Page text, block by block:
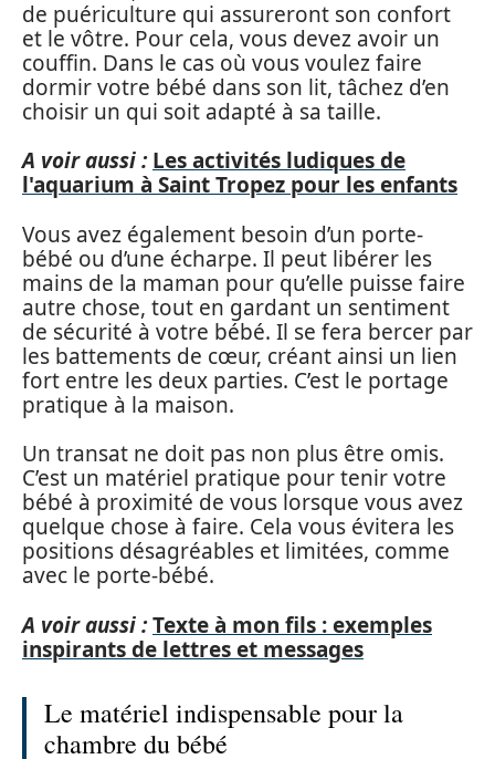
de puériculture qui assureront son confort
et le vôtre. Pour cela, vous devez avoir un
couffin. Dans le cas où vous voulez faire
dormir votre bébé dans son lit, tâchez d’en
choisir un qui soit adapté à sa taille.
A voir aussi : Les activités ludiques de
l'aquarium à Saint Tropez pour les enfants
Vous avez également besoin d’un porte-
bébé ou d’une écharpe. Il peut libérer les
mains de la maman pour qu’elle puisse faire
autre chose, tout en gardant un sentiment
de sécurité à votre bébé. Il se fera bercer par
les battements de cœur, créant ainsi un lien
fort entre les deux parties. C’est le portage
pratique à la maison.
Un transat ne doit pas non plus être omis.
C’est un matériel pratique pour tenir votre
bébé à proximité de vous lorsque vous avez
quelque chose à faire. Cela vous évitera les
positions désagréables et limitées, comme
avec le porte-bébé.
A voir aussi :Texte à mon fils : exemples
inspirants de lettres et messages
Le matériel indispensable pour la
chambre du bébé